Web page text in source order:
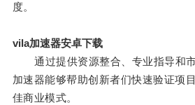
度。
vila加速器安卓下载
通过提供资源整合、专业指导和
加速器能够帮助创新者们快速验证项
佳商业模式。